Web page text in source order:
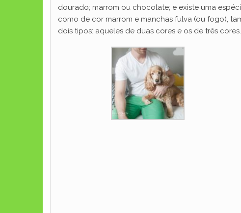
dourado; marrom ou chocolate; e existe uma
como de cor marrom e manchas fulva (ou fogo),
dois tipos: aqueles de duas cores e os de três cores.